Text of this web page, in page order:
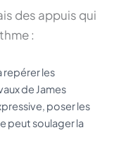
des appuis qui
:
repérer les
de James
poser les
peut soulager la